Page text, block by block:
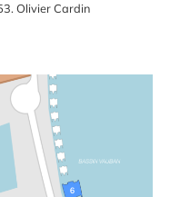
Olivier Cardin